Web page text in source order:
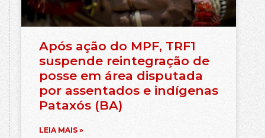
Após ação do MPF, TRF1
suspende reintegração de
posse em área disputada
por assentados e indígenas
Pataxós (BA)
LEIA MAIS »